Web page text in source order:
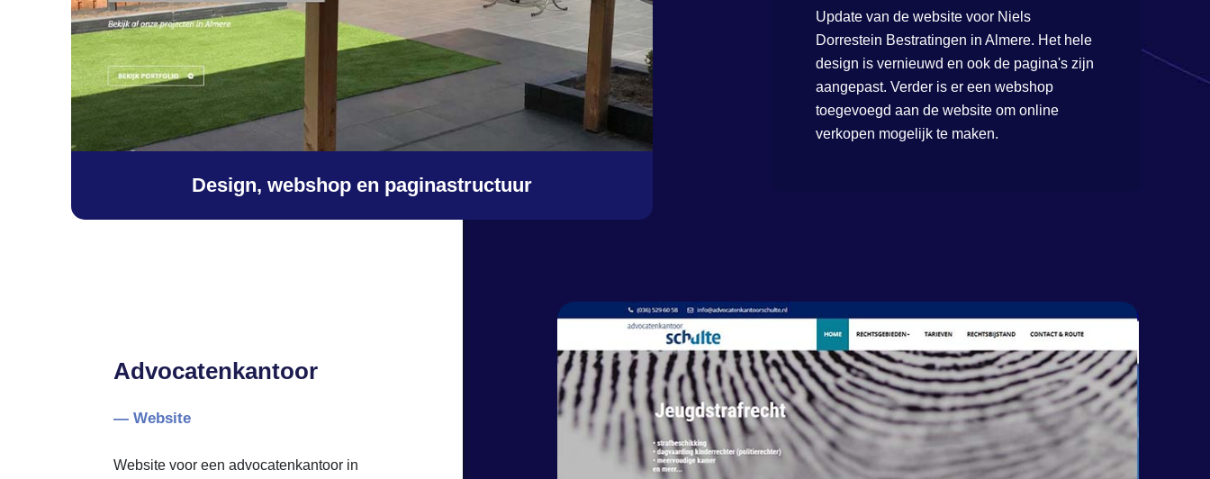
Design, webshop en paginastructuur
Update van de website voor Niels
Dorrestein Bestratingen in Almere. Het hele
design is vernieuwd en ook de pagina's zijn
aangepast. Verder is er een webshop
toegevoegd aan de website om online
verkopen mogelijk te maken.
Advocatenkantoor
— Website
Website voor een advocatenkantoor in